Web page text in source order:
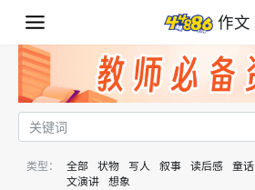
作文
类型： 全部 状物 写人 叙事 读后感 童话
文演讲
想象